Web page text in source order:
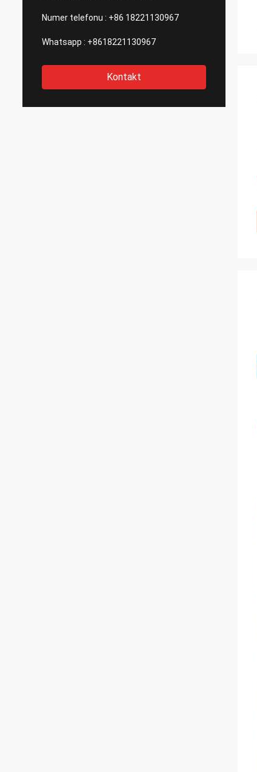
Numer telefonu : +86 18221130967
Whatsapp : +8618221130967
Kontakt